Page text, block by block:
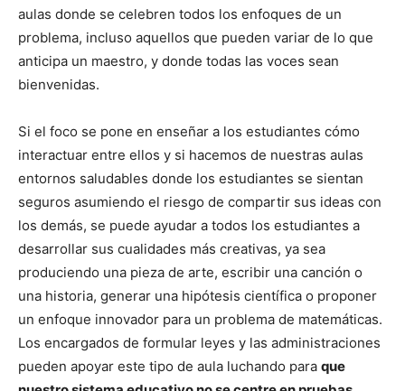
aulas donde se celebren todos los enfoques de un
problema, incluso aquellos que pueden variar de lo que
anticipa un maestro, y donde todas las voces sean
bienvenidas.
Si el foco se pone en enseñar a los estudiantes cómo
interactuar entre ellos y si hacemos de nuestras aulas
entornos saludables donde los estudiantes se sientan
seguros asumiendo el riesgo de compartir sus ideas con
los demás, se puede ayudar a todos los estudiantes a
desarrollar sus cualidades más creativas, ya sea
produciendo una pieza de arte, escribir una canción o
una historia, generar una hipótesis científica o proponer
un enfoque innovador para un problema de matemáticas.
Los encargados de formular leyes y las administraciones
pueden apoyar este tipo de aula luchando para que